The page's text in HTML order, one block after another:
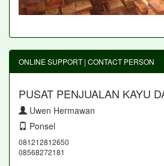
ONLINE SUPPORT | CONTACT PERSON
PUSAT PENJUALAN KAYU
Uwen Hermawan
Ponsel
081212812650
08568272181